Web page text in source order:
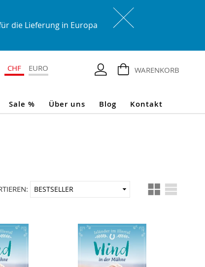
die Lieferung in Europa
WARENKORB
CHF EURO
Sale % Über uns Blog Kontakt
Ansicht
als
In
aufsteigender